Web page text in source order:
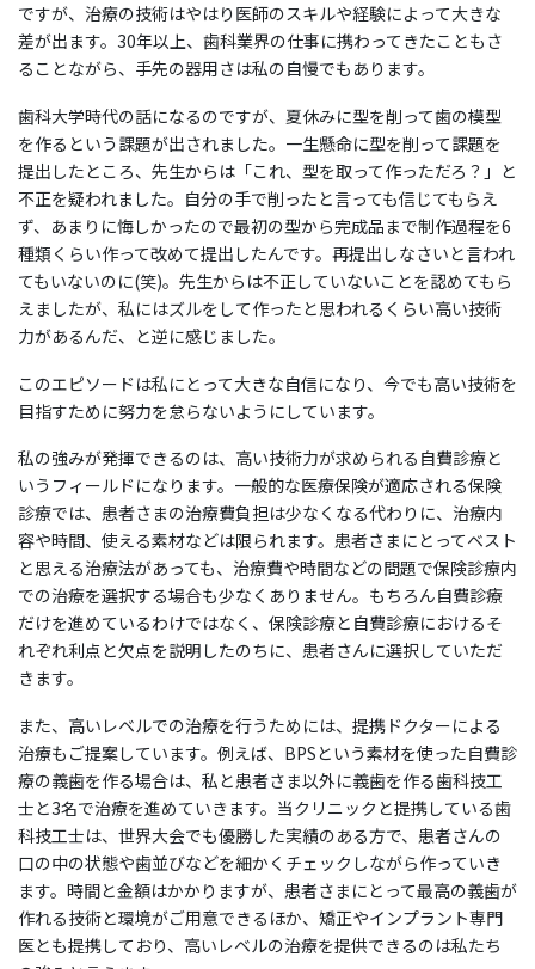
ですが、治療の技術はやはり医師のスキルや経験によって大きな
差が出ます。30年以上、歯科業界の仕事に携わってきたこともさ
ることながら、手先の器用さは私の自慢でもあります。
歯科大学時代の話になるのですが、夏休みに型を削って歯の模型
を作るという課題が出されました。一生懸命に型を削って課題を
提出したところ、先生からは「これ、型を取って作っただろ？」と
不正を疑われました。自分の手で削ったと言っても信じてもらえ
ず、あまりに悔しかったので最初の型から完成品まで制作過程を6
種類くらい作って改めて提出したんです。再提出しなさいと言われ
てもいないのに(笑)。先生からは不正していないことを認めてもら
えましたが、私にはズルをして作ったと思われるくらい高い技術
力があるんだ、と逆に感じました。
このエピソードは私にとって大きな自信になり、今でも高い技術を
目指すために努力を怠らないようにしています。
私の強みが発揮できるのは、高い技術力が求められる自費診療と
いうフィールドになります。一般的な医療保険が適応される保険
診療では、患者さまの治療費負担は少なくなる代わりに、治療内
容や時間、使える素材などは限られます。患者さまにとってベスト
と思える治療法があっても、治療費や時間などの問題で保険診療内
での治療を選択する場合も少なくありません。もちろん自費診療
だけを進めているわけではなく、保険診療と自費診療におけるそ
れぞれ利点と欠点を説明したのちに、患者さんに選択していただ
きます。
また、高いレベルでの治療を行うためには、提携ドクターによる
治療もご提案しています。例えば、BPSという素材を使った自費診
療の義歯を作る場合は、私と患者さま以外に義歯を作る歯科技工
士と3名で治療を進めていきます。当クリニックと提携している歯
科技工士は、世界大会でも優勝した実績のある方で、患者さんの
口の中の状態や歯並びなどを細かくチェックしながら作っていき
ます。時間と金額はかかりますが、患者さまにとって最高の義歯が
作れる技術と環境がご用意できるほか、矯正やインプラント専門
医とも提携しており、高いレベルの治療を提供できるのは私たち